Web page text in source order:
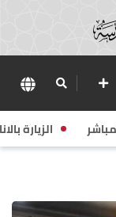
الزيارة